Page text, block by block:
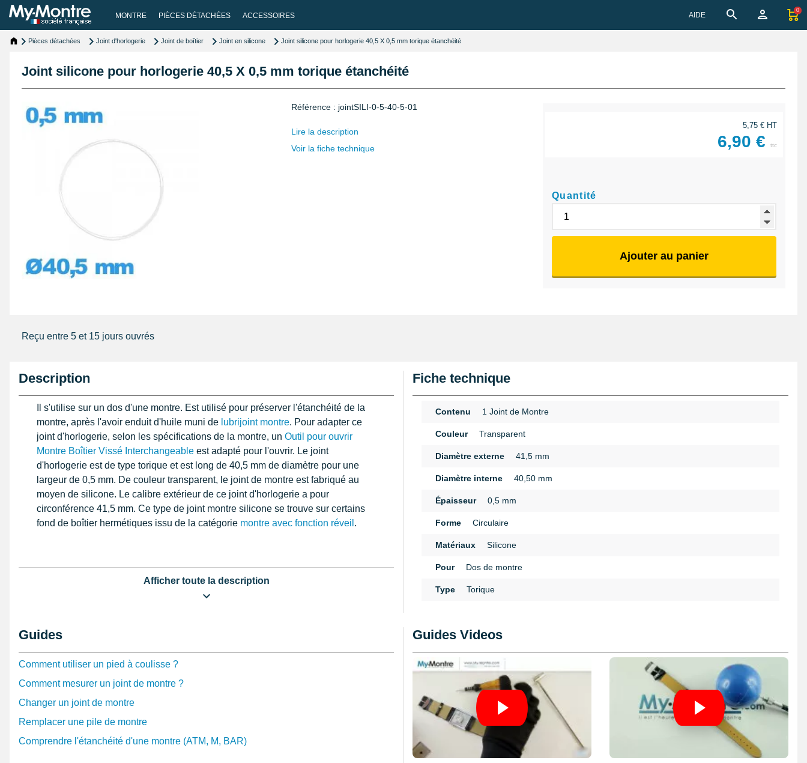
MONTRE PIÈCES DÉTACHÉES ACCESSOIRES AIDE
0
Pièces détachées Joint d'horlogerie Joint de boîtier Joint en silicone Joint silicone pour horlogerie 40,5 X 0,5 mm torique étanchéité
Joint silicone pour horlogerie 40,5 X 0,5 mm torique étanchéité
Référence : jointSILI-0-5-40-5-01
Lire la description
Voir la fiche technique
5,75 € HT
6,90 € ttc
Quantité
Ajouter au panier
Reçu entre 5 et 15 jours ouvrés
Description
Il s'utilise sur un dos d'une montre. Est utilisé pour préserver l'étanchéité de la
montre, après l'avoir enduit d'huile muni de lubrijoint montre. Pour adapter ce
joint d'horlogerie, selon les spécifications de la montre, un Outil pour ouvrir
Montre Boîtier Vissé Interchangeable est adapté pour l'ouvrir. Le joint
d'horlogerie est de type torique et est long de 40,5 mm de diamètre pour une
largeur de 0,5 mm. De couleur transparent, le joint de montre est fabriqué au
moyen de silicone. Le calibre extérieur de ce joint d'horlogerie a pour
circonférence 41,5 mm. Ce type de joint montre silicone se trouve sur certains
fond de boîtier hermétiques issu de la catégorie montre avec fonction réveil .
Afficher toute la description
Fiche technique
Contenu 1 Joint de Montre
Couleur Transparent
Diamètre externe 41,5 mm
Diamètre interne 40,50 mm
Épaisseur 0,5 mm
Forme Circulaire
Matériaux Silicone
Pour Dos de montre
Type Torique
Guides
Comment utiliser un pied à coulisse ?
Comment mesurer un joint de montre ?
Changer un joint de montre
Remplacer une pile de montre
Comprendre l'étanchéité d'une montre (ATM, M, BAR)
Guides Videos